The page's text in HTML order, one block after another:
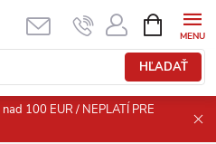
HĽADAŤ
KOŠÍK
100 EUR / NEPLATÍ PRE